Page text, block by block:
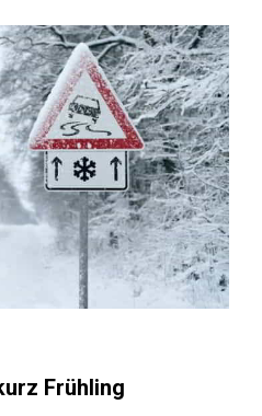
Frühling